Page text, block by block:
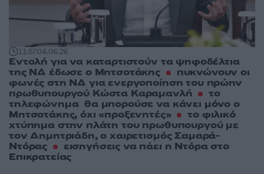
11:5704.06.26
Εντολή για να καταρτιστούν τα ψηφοδέλτια
της ΝΔ έδωσε ο Μητσοτάκης
πυκνώνουν οι
φωνές στη ΝΔ για ενεργοποίηση του πρώην
πρωθυπουργού Κώστα Καραμανλή
το
τηλεφώνημα θα μπορούσε να κάνει μόνο ο
Μητσοτάκης, όχι «προξενητές»
το φιλικό
χτύπημα στην πλάτη του πρωθυπουργού με
τον Δημητριάδη, ο χαιρετισμός Σαμαρά-
Ντόρας
εισηγήσεις να πάει η Ντόρα στο
Επικρατείας